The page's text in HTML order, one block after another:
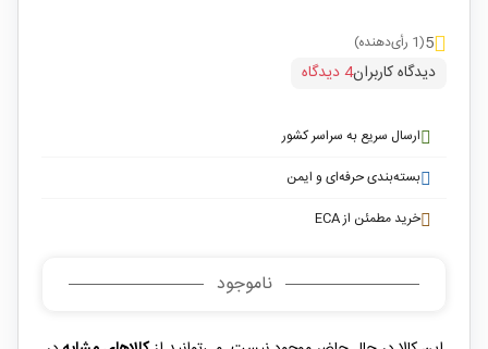
5(1 رأی‌دهنده)
دیدگاه کاربران4 دیدگاه
ارسال سریع به سراسر کشور
بسته‌بندی حرفه‌ای و ایمن
خرید مطمئن از ECA
ناموجود